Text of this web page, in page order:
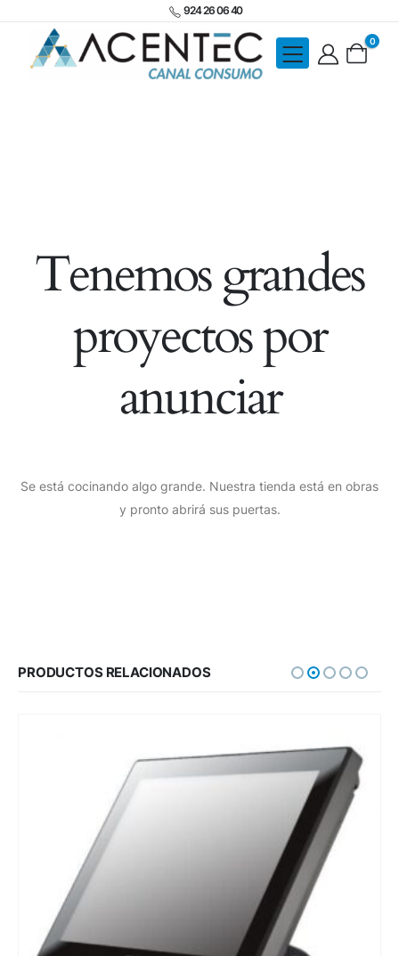
924 26 06 40
0
Tenemos grandes
proyectos por
anunciar
Se está cocinando algo grande. Nuestra tienda está en obras
y pronto abrirá sus puertas.
PRODUCTOS RELACIONADOS